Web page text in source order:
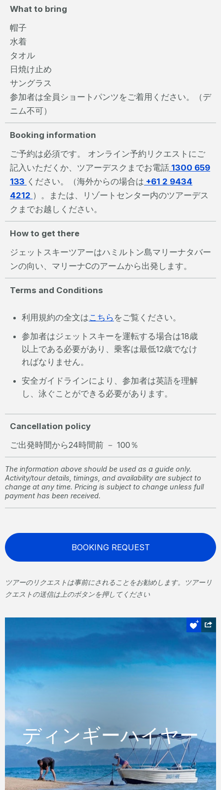
What to bring
帽子
水着
タオル
日焼け止め
サングラス
参加者は全員ショートパンツをご着用ください。（デ
ニム不可）
Booking information
ご予約は必須です。 オンライン予約リクエストにご
記入いただくか、ツアーデスクまでお電話 1300 659
133 ください。（海外からの場合は +61 2 9434
4212 ）。または、リゾートセンター内のツアーデス
クまでお越しください。
How to get there
ジェットスキーツアーはハミルトン島マリーナタバー
ンの向い、マリーナCのアームから出発します。
Terms and Conditions
利用規約の全文はこちら をご覧ください。
参加者はジェットスキーを運転する場合は18歳
以上である必要があり、乗客は最低12歳でなけ
ればなりません。
安全ガイドラインにより、参加者は英語を理解
し、泳ぐことができる必要があります。
Cancellation policy
ご出発時間から24時間前 － 100％
The information above should be used as a guide only.
Activity/tour details, timings, and availability are subject to
change at any time. Pricing is subject to change unless full
payment has been received.
BOOKING REQUEST
ツアーのリクエストは事前にされることをお勧めします。ツアーリ
クエストの送信は上のボタンを押してください
ディンギーハイヤー
日常からの脱出
ディンギーハイヤー
あまり知られていない入り江を訪れ、エイや
カメを発見しましょう。またダイビングや釣
りをしたりゆっくり眺めを楽しみましょう。
READ MORE